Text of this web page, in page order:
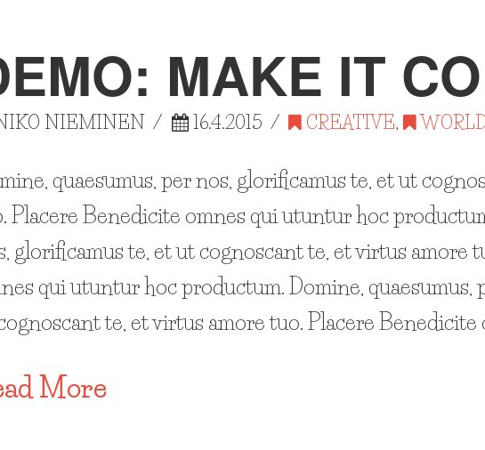
MAKE IT
NIEMINEN 16.4.2015 CREATIVE,
quaesumus, per nos, glorificamus te, et ut
Placere Benedicite omnes qui utuntur hoc
glorificamus te, et ut cognoscant te, et virtus amore
qui utuntur hoc productum. Domine, quaesumus,
te, et virtus amore tuo. Placere Benedicite
More